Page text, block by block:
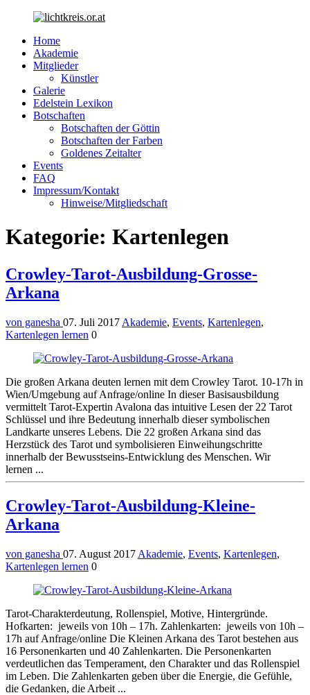
Suche
Home
Akademie
Mitglieder
Künstler
Galerie
Edelstein Lexikon
Botschaften
Botschaften der Göttin
Botschaften der Farben
Goldenes Zeitalter
Events
FAQ
Impressum/Kontakt
Hinweise/Mitgliedschaft
Kategorie: Kartenlegen
Crowley-Tarot-Ausbildung-Grosse-
Arkana
von ganesha 07. Juli 2017 Akademie, Events, Kartenlegen,
Kartenlegen lernen 0
Die großen Arkana deuten lernen mit dem Crowley Tarot. 10-17h in
Wien/Umgebung auf Anfrage/online In dieser Basisausbildung
vermittelt Tarot-Expertin Avalona das intuitive Lesen der 22 Tarot
Schlüssel und ihre Bedeutung innerhalb dieser symbolischen
Landkarte unseres Lebens. Die 22 großen Arkana sind das
Herzstück des Tarot und symbolisieren Einweihungschritte
innerhalb der Bewusstseins-Entwicklung des Menschen. Wir
lernen ...
Crowley-Tarot-Ausbildung-Kleine-
Arkana
von ganesha 07. August 2017 Akademie, Events, Kartenlegen,
Kartenlegen lernen 0
Tarot-Charakterdeutung, Rollenspiel, Motive, Hintergründe.
Hofkarten: jeweils von 10h – 17h. Zahlenkarten: jeweils von 10h –
17h auf Anfrage/online Die Kleinen Arkana des Tarot bestehen aus
16 Personenkarten und 40 Zahlenkarten. Die Personenkarten
verdeutlichen das Temperament, den Charakter und das Rollenspiel
im Leben. Die Zahlenkarten geben über die Energie, die Gefühle,
die Gedanken, die Arbeit ...